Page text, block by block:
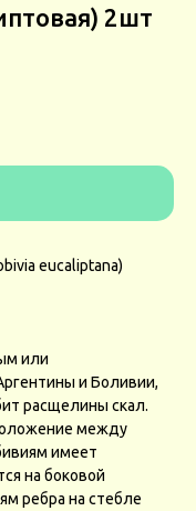
2шт
eucaliptana)
или
и Боливии,
расщелины скал.
между
имеет
на боковой
ребра на стебле